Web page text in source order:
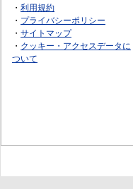
・ 利用規約
・ プライバシーポリシー
・ サイトマップ
・ クッキー・アクセスデータに
ついて